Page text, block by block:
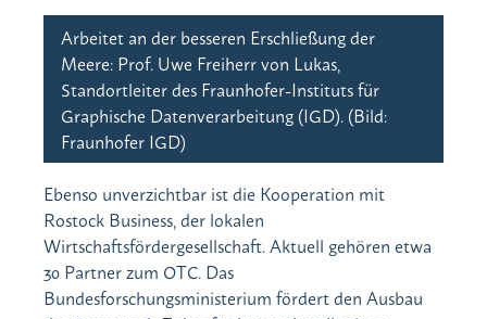
Arbeitet an der besseren Erschließung der
Meere: Prof. Uwe Freiherr von Lukas,
Standortleiter des Fraunhofer-Instituts für
Graphische Datenverarbeitung (IGD). (Bild:
Fraunhofer IGD)
Ebenso unverzichtbar ist die Kooperation mit
Rostock Business, der lokalen
Wirtschaftsfördergesellschaft. Aktuell gehören etwa
30 Partner zum OTC. Das
Bundesforschungsministerium fördert den Ausbau